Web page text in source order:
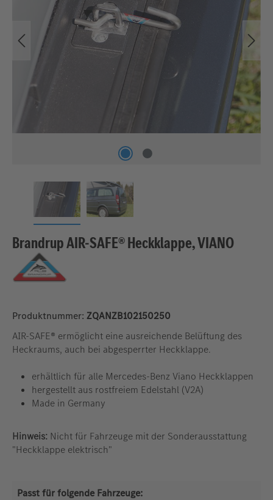
Brandrup AIR-SAFE® Heckklappe, VIANO
Produktnummer: ZQANZB102150250
AIR-SAFE® ermöglicht eine ausreichende Belüftung des
Heckraums, auch bei abgesperrter Heckklappe.
erhältlich für alle Mercedes-Benz Viano Heckklappen
hergestellt aus rostfreiem Edelstahl (V2A)
Made in Germany
Hinweis: Nicht für Fahrzeuge mit der Sonderausstattung
"Heckklappe elektrisch"
Passt für folgende Fahrzeuge: